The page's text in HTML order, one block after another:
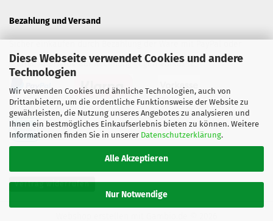
Diese Webseite verwendet Cookies und andere
Technologien
Wir verwenden Cookies und ähnliche Technologien, auch von
Drittanbietern, um die ordentliche Funktionsweise der Website zu
gewährleisten, die Nutzung unseres Angebotes zu analysieren und
Ihnen ein bestmögliches Einkaufserlebnis bieten zu können. Weitere
Informationen finden Sie in unserer Datenschutzerklärung.
Alle Akzeptieren
Nur Notwendige
Bezahlung und Versand
Klarna. Alternativ auf Rechnung gegen Vorkasse.
Wir versenden mit
Vertrag widerrufen